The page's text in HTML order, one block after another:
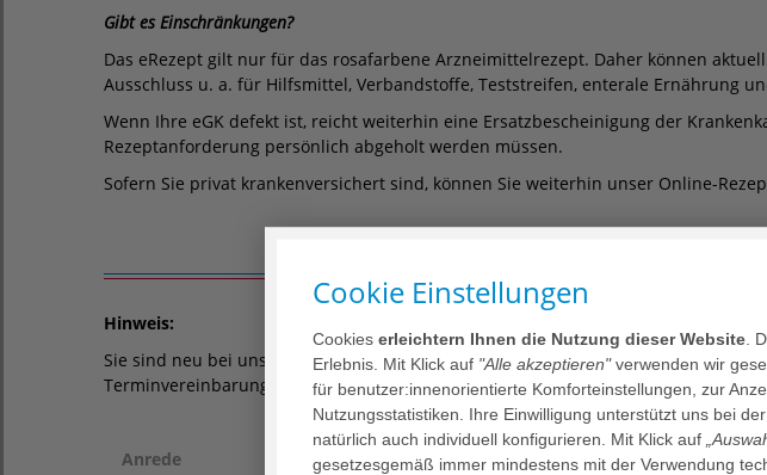
Gibt es Einschränkungen?
Das eRezept gilt nur für das rosafarbene Arzneimittelrezept. Daher können
Ausschluss u. a. für Hilfsmittel, Verbandstoffe, Teststreifen, enterale Ernährung
Wenn Ihre eGK defekt ist, reicht weiterhin eine Ersatzbescheinigung der
Rezeptanforderung persönlich abgeholt werden müssen.
Sofern Sie privat krankenversichert sind, können Sie weiterhin unser Online-
Hinweis:
Sie sind neu bei uns (privat oder gesetzlich versichert)? In diesem Fall ist die
Terminvereinbarung. Weiterhin ist eine Terminvereinbarung bei
Anrede
Cookie Einstellungen
Cookies erleichtern Ihnen die Nutzung dieser Website .
Erlebnis. Mit Klick auf "Alle akzeptieren"verwenden wir
für benutzer:innenorientierte Komforteinstellungen, zur
Nutzungsstatistiken. Ihre Einwilligung unterstützt uns bei
natürlich auch individuell konfigurieren. Mit Klick auf
gesetzesgemäß immer mindestens mit der Verwendung